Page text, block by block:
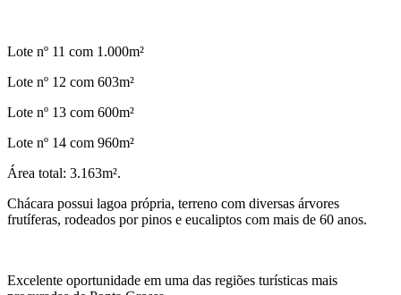
Lote nº 11 com 1.000m²
Lote nº 12 com 603m²
Lote nº 13 com 600m²
Lote nº 14 com 960m²
Área total: 3.163m².
Chácara possui lagoa própria, terreno com diversas árvores
frutíferas, rodeados por pinos e eucaliptos com mais de 60 anos.
Excelente oportunidade em uma das regiões turísticas mais